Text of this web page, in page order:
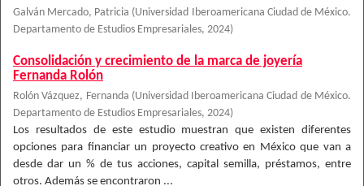
Galván Mercado, Patricia (Universidad Iberoamericana Ciudad de México.
Departamento de Estudios Empresariales, 2024)
Consolidación y crecimiento de la marca de joyería
Fernanda Rolón
Rolón Vázquez, Fernanda (Universidad Iberoamericana Ciudad de México.
Departamento de Estudios Empresariales, 2024)
Los resultados de este estudio muestran que existen diferentes
opciones para financiar un proyecto creativo en México que van a
desde dar un % de tus acciones, capital semilla, préstamos, entre
otros. Además se encontraron ...